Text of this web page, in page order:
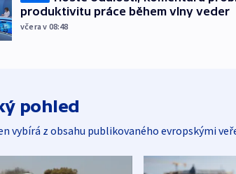
produktivitu práce během vlny veder
včera v 08:48
pohled
vybírá z obsahu publikovaného evropskými